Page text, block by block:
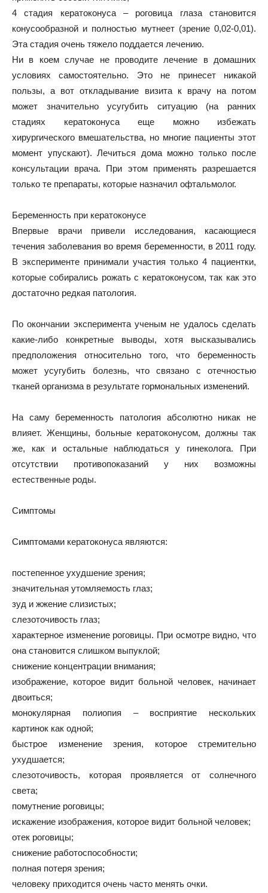
4 стадия кератоконуса – роговица глаза становится
конусообразной и полностью мутнеет (зрение 0,02-0,01).
Эта стадия очень тяжело поддается лечению.
Ни в коем случае не проводите лечение в домашних
условиях самостоятельно. Это не принесет никакой
пользы, а вот откладывание визита к врачу на потом
может значительно усугубить ситуацию (на ранних
стадиях кератоконуса еще можно избежать
хирургического вмешательства, но многие пациенты этот
момент упускают). Лечиться дома можно только после
консультации врача. При этом применять разрешается
только те препараты, которые назначил офтальмолог.
Беременность при кератоконусе
Впервые врачи привели исследования, касающиеся
течения заболевания во время беременности, в 2011 году.
В эксперименте принимали участия только 4 пациентки,
которые собирались рожать с кератоконусом, так как это
достаточно редкая патология.
По окончании эксперимента ученым не удалось сделать
какие-либо конкретные выводы, хотя высказывались
предположения относительно того, что беременность
может усугубить болезнь, что связано с отечностью
тканей организма в результате гормональных изменений.
На саму беременность патология абсолютно никак не
влияет. Женщины, больные кератоконусом, должны так
же, как и остальные наблюдаться у гинеколога. При
отсутствии противопоказаний у них возможны
естественные роды.
Симптомы
Симптомами кератоконуса являются:
постепенное ухудшение зрения;
значительная утомляемость глаз;
зуд и жжение слизистых;
слезоточивость глаз;
характерное изменение роговицы. При осмотре видно, что
она становится слишком выпуклой;
снижение концентрации внимания;
изображение, которое видит больной человек, начинает
двоиться;
монокулярная полиопия – восприятие нескольких
картинок как одной;
быстрое изменение зрения, которое стремительно
ухудшается;
слезоточивость, которая проявляется от солнечного
света;
помутнение роговицы;
искажение изображения, которое видит больной человек;
отек роговицы;
снижение работоспособности;
полная потеря зрения;
человеку приходится очень часто менять очки.